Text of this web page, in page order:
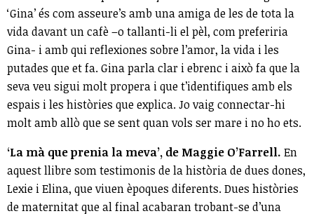
‘Gina’ és com asseure’s amb una amiga de les de tota la
vida davant un cafè –o tallanti-li el pèl, com preferiria
Gina- i amb qui reflexiones sobre l’amor, la vida i les
putades que et fa. Gina parla clar i ebrenc i això fa que la
seva veu sigui molt propera i que t’identifiques amb els
espais i les històries que explica. Jo vaig connectar-hi
molt amb allò que se sent quan vols ser mare i no ho ets.
‘La mà que prenia la meva’, de Maggie O’Farrell. En
aquest llibre som testimonis de la història de dues dones,
Lexie i Elina, que viuen èpoques diferents. Dues històries
de maternitat que al final acabaran trobant-se d’una